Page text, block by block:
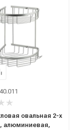
овальная 2-х
алюминиевая,